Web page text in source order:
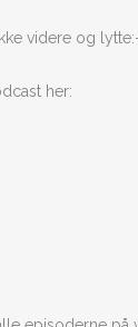
videre og
her: